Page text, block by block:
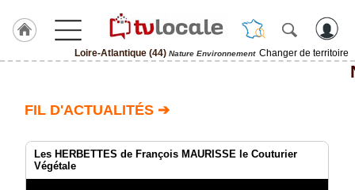
Loire-Atlantique (44) Nature Environnement Changer de territoire
Loire-
Atlantique
FIL D'ACTUALITÉS ➔
Les HERBETTES de François MAURISSE le Couturier
Végétale